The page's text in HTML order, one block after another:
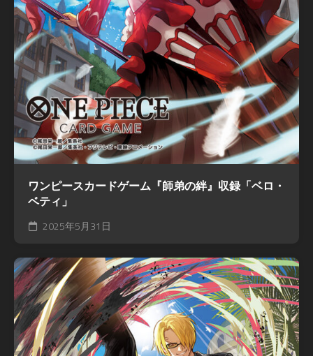
ワンピースカードゲーム『師弟の絆』収録「ベロ・
ベティ」
2025年5月31日